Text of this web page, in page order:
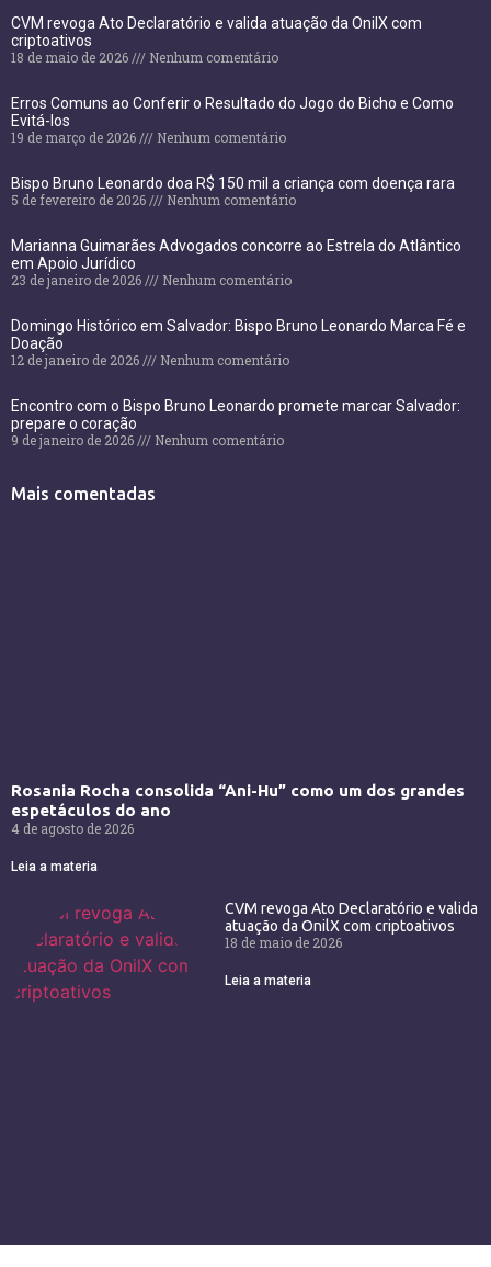
CVM revoga Ato Declaratório e valida atuação da OnilX com
criptoativos
18 de maio de 2026
Nenhum comentário
Erros Comuns ao Conferir o Resultado do Jogo do Bicho e Como
Evitá-los
19 de março de 2026
Nenhum comentário
Bispo Bruno Leonardo doa R$ 150 mil a criança com doença rara
5 de fevereiro de 2026
Nenhum comentário
Marianna Guimarães Advogados concorre ao Estrela do Atlântico
em Apoio Jurídico
23 de janeiro de 2026
Nenhum comentário
Domingo Histórico em Salvador: Bispo Bruno Leonardo Marca Fé e
Doação
12 de janeiro de 2026
Nenhum comentário
Encontro com o Bispo Bruno Leonardo promete marcar Salvador:
prepare o coração
9 de janeiro de 2026
Nenhum comentário
Mais comentadas
Rosania Rocha consolida “Ani-Hu” como um dos grandes
espetáculos do ano
4 de agosto de 2026
Leia a materia
CVM revoga Ato Declaratório e valida
atuação da OnilX com criptoativos
18 de maio de 2026
Leia a materia